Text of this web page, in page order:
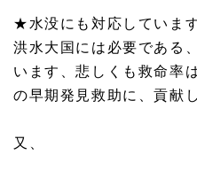
★水没にも対応しています
洪水大国には必要である
います、悲しくも救命率
の早期発見救助に、貢献
又、